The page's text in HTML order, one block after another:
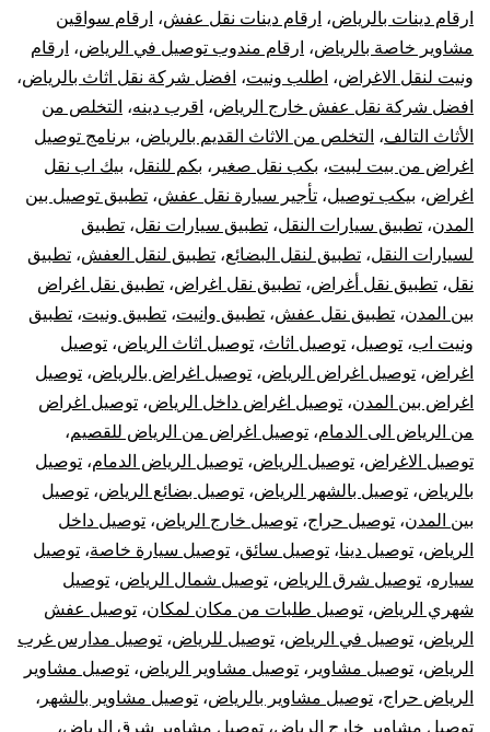
الأغراض
داخل
و
خارج
الرياض
ارقام دينات بالرياض، ارقام دينات نقل عفش، ارقام سواقين
مشاوير خاصة بالرياض، ارقام مندوب توصيل في الرياض، ارقام
ونيت لنقل الاغراض، اطلب ونيت، افضل شركة نقل اثاث بالرياض،
افضل شركة نقل عفش خارج الرياض، اقرب دينه، التخلص من
الأثاث التالف، التخلص من الاثاث القديم بالرياض، برنامج توصيل
اغراض من بيت لبيت، بكب نقل صغير ، بكم للنقل، بيك اب نقل
اغراض، بيكب توصيل، تأجير سيارة نقل عفش، تطبيق توصيل بين
المدن، تطبيق سيارات النقل، تطبيق سيارات نقل، تطبيق
لسيارات النقل، تطبيق لنقل البضائع، تطبيق لنقل العفش، تطبيق
نقل، تطبيق نقل أغراض، تطبيق نقل اغراض، تطبيق نقل اغراض
بين المدن، تطبيق نقل عفش، تطبيق وانيت، تطبيق ونيت، تطبيق
ونيت اب، توصيل، توصيل اثاث، توصيل اثاث الرياض، توصيل
اغراض، توصيل اغراض الرياض، توصيل اغراض بالرياض، توصيل
اغراض بين المدن، توصيل اغراض داخل الرياض، توصيل اغراض
من الرياض الى الدمام، توصيل اغراض من الرياض للقصيم،
توصيل الاغراض، توصيل الرياض، توصيل الرياض الدمام، توصيل
بالرياض، توصيل بالشهر الرياض، توصيل بضائع الرياض، توصيل
بين المدن، توصيل حراج، توصيل خارج الرياض، توصيل داخل
الرياض، توصيل دينا، توصيل سائق، توصيل سيارة خاصة، توصيل
سياره، توصيل شرق الرياض، توصيل شمال الرياض، توصيل
شهري الرياض، توصيل طلبات من مكان لمكان، توصيل عفش
الرياض، توصيل في الرياض، توصيل للرياض، توصيل مدارس غرب
الرياض، توصيل مشاوير ، توصيل مشاوير الرياض، توصيل مشاوير
الرياض حراج، توصيل مشاوير بالرياض، توصيل مشاوير بالشهر ،
توصيل مشاوير خارج الرياض، توصيل مشاوير شرق الرياض،